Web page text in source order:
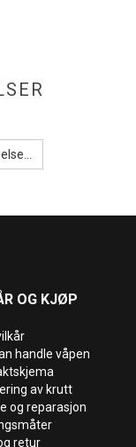
OG KJØP
handle våpen
av krutt
og reparasjon
retur